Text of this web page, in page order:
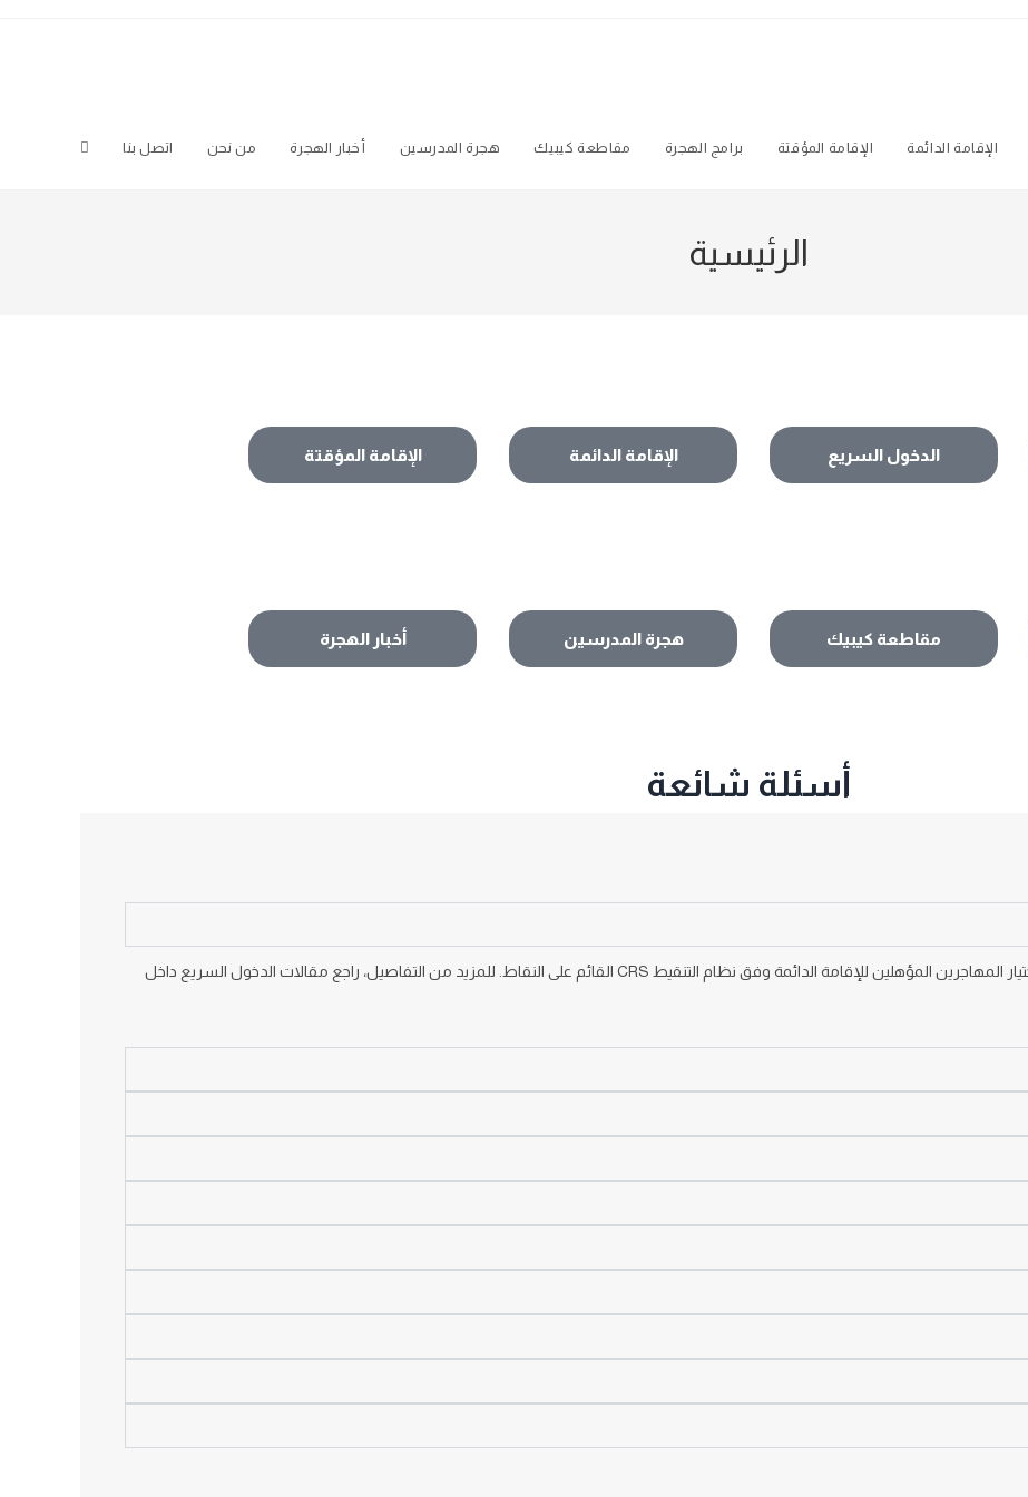
الإقامة الدائمة الإقامة المؤقتة برامج الهجرة مقاطعة كيبيك هجرة المدرسين أخبار الهجرة من نحن اتصل بنا
الرئيسية
الدخول السريع الإقامة الدائمة الإقامة المؤقتة
مقاطعة كيبيك هجرة المدرسين أخبار الهجرة
أسئلة شائعة
الدخول السريع هو نظام إلكتروني تعتمد عليه كندا لاختيار المهاجرين المؤهلين للإقامة الدائمة وفق نظام التنقيط CRS القائم على النقاط. للمزيد من التفاصيل، راجع مقالات الدخول السريع داخل